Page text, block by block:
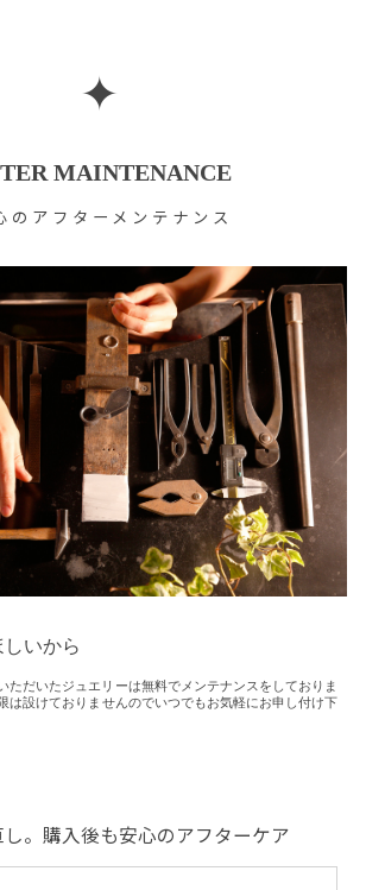
✦
MAINTENANCE
のアフターメンテナンス
いから
ただいたジュエリーは無料でメンテナンスをしておりま
は設けておりませんのでいつでもお気軽にお申し付け下
し。購入後も安心のアフターケア